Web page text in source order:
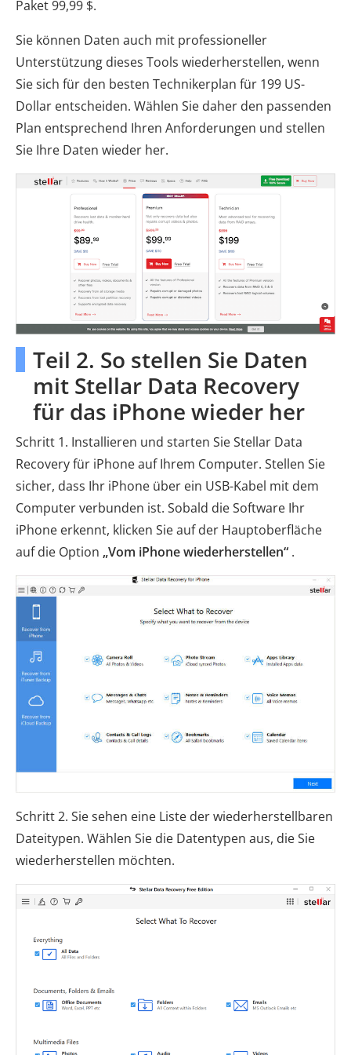
Paket 99,99 $.
Sie können Daten auch mit professioneller
Unterstützung dieses Tools wiederherstellen, wenn
Sie sich für den besten Technikerplan für 199 US-
Dollar entscheiden. Wählen Sie daher den passenden
Plan entsprechend Ihren Anforderungen und stellen
Sie Ihre Daten wieder her.
Teil 2. So stellen Sie Daten
mit Stellar Data Recovery
für das iPhone wieder her
Schritt 1. Installieren und starten Sie Stellar Data
Recovery für iPhone auf Ihrem Computer. Stellen Sie
sicher, dass Ihr iPhone über ein USB-Kabel mit dem
Computer verbunden ist. Sobald die Software Ihr
iPhone erkennt, klicken Sie auf der Hauptoberfläche
auf die Option „Vom iPhone wiederherstellen“ .
Schritt 2. Sie sehen eine Liste der wiederherstellbaren
Dateitypen. Wählen Sie die Datentypen aus, die Sie
wiederherstellen möchten.